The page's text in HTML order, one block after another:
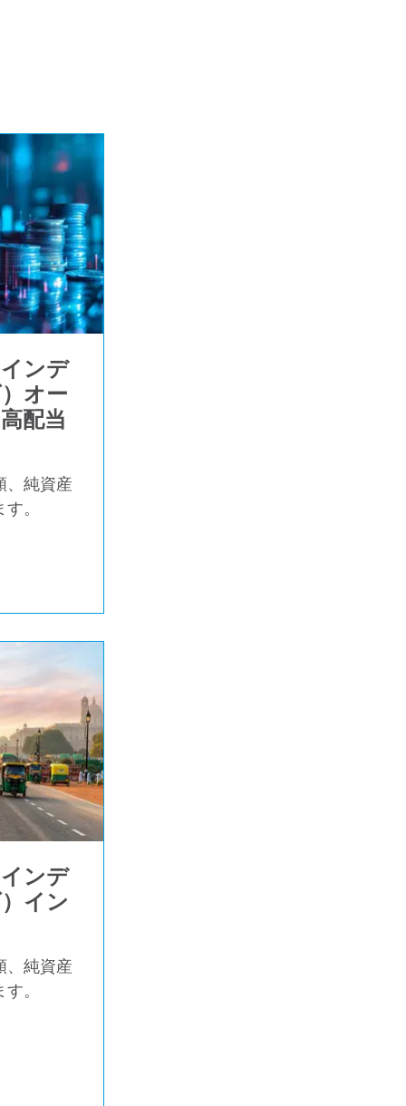
ンデ
オー
配当
、純資産
。
ンデ
イン
、純資産
。